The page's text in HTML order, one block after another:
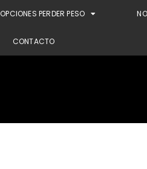
OPCIONES PERDER PESO
CONTACTO